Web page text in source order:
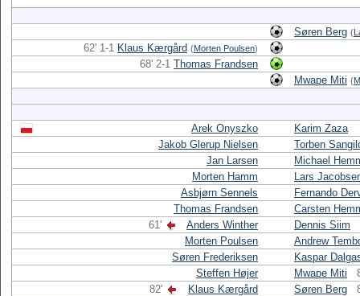
Søren Berg (
62' 1-1 Klaus Kærgård (Morten Poulsen)
68' 2-1 Thomas Frandsen
Mwape Miti (
Arek Onyszko
Karim Zaza
Jakob Glerup Nielsen
Torben
Jan Larsen
Michael
Morten Hamm
Lars
Asbjørn Sennels
Fernando
Thomas Frandsen
Carsten
61'
Anders Winther
Dennis Siim
Morten Poulsen
Andrew
Søren Frederiksen
Kaspar
Steffen Højer
Mwape Miti
82'
Klaus Kærgård Søren Berg